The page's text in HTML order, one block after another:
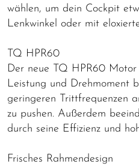
wählen, um dein Cockpit
Lenkwinkel oder mit
TQ HPR60
Der neue TQ HPR60
Leistung und Drehmoment
geringeren Trittfrequenzen
zu pushen. Außerdem
durch seine Effizienz und
Frisches Rahmendesign